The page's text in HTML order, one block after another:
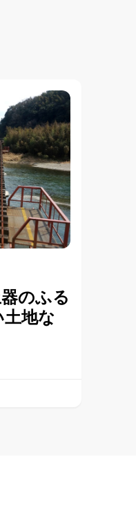
のふる
地な